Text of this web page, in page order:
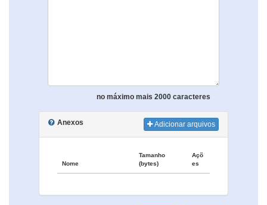
no máximo mais 2000 caracteres
Anexos Adicionar arquivos
Nome
Tamanho
(bytes)
Açõ
es